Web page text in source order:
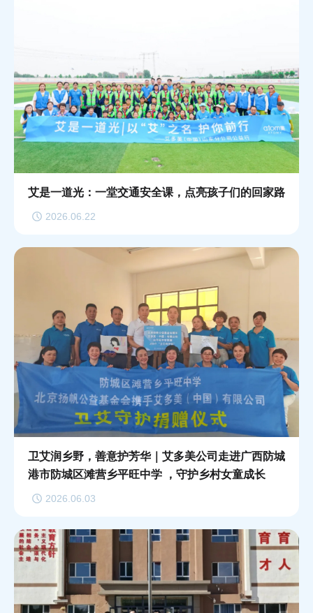
艾是一道光：一堂交通安全课，点亮孩子们的回家路
2026.06.22
卫艾润乡野，善意护芳华｜艾多美公司走进广西防城
港市防城区滩营乡平旺中学 ，守护乡村女童成长
2026.06.03